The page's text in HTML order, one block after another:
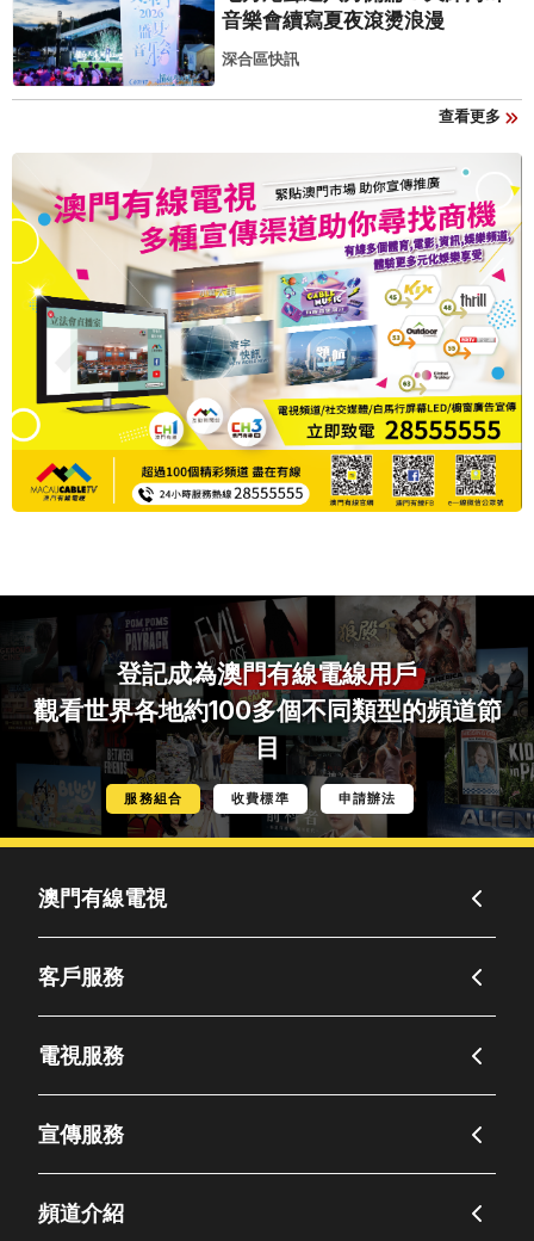
音樂會續寫夏夜滾燙浪漫
深合區快訊
查看更多
登記成為澳門有線電線用戶
觀看世界各地約100多個不同類型的頻道節
目
服務組合 收費標準 申請辦法
澳門有線電視
客戶服務
電視服務
宣傳服務
頻道介紹